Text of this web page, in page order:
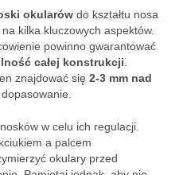
okularów do kształtu nosa
kilka kluczowych aspektów.
powinno gwarantować
całej konstrukcji
znajdować się 2-3 mm nad
w celu ich regulacji.
a palcem
okulary przed